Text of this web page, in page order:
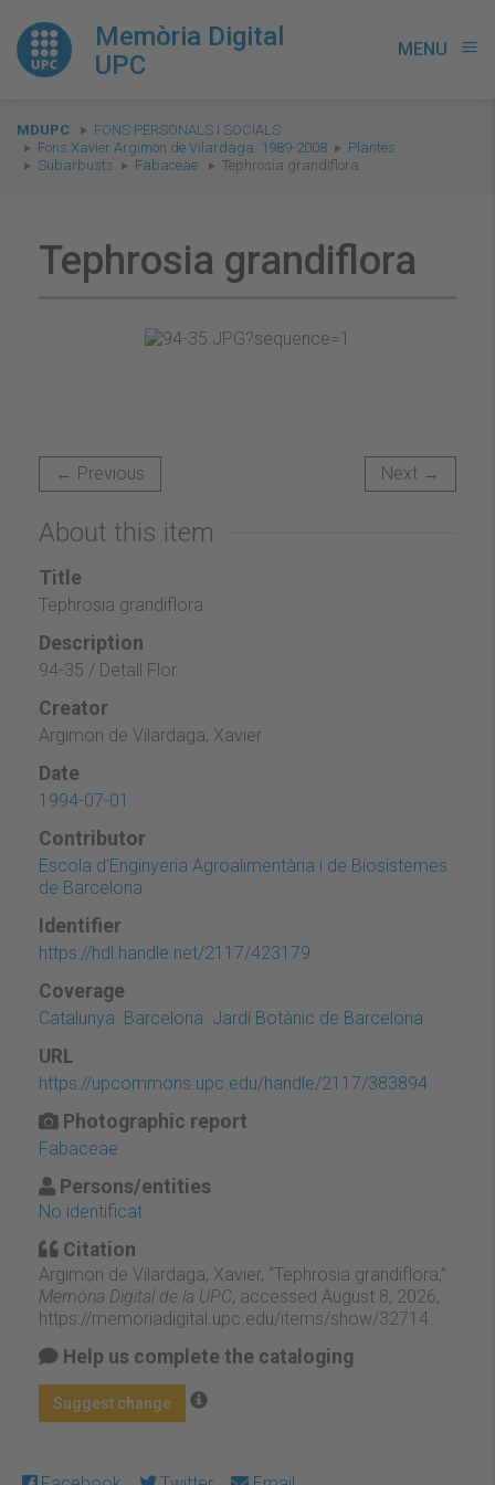
Memòria Digital
UPC
MENU menu
You
are
here:
MDUPC
FONS PERSONALS I SOCIALS
Fons Xavier Argimon de Vilardaga. 1989-2008
Plantes
Subarbusts
Fabaceae Tephrosia grandiflora
Tephrosia grandiflora
← Previous Next →
About this item
Title
Tephrosia grandiflora
Description
94-35 / Detall Flor
Creator
Argimon de Vilardaga, Xavier
Date
1994-07-01
Contributor
Escola d'Enginyeria Agroalimentària i de Biosistemes
de Barcelona
Identifier
https://hdl.handle.net/2117/423179
Coverage
Catalunya. Barcelona. Jardí Botànic de Barcelona
URL
https://upcommons.upc.edu/handle/2117/383894
Photographic report
Fabaceae
Persons/entities
No identificat
Citation
Argimon de Vilardaga, Xavier, “Tephrosia grandiflora,”
Memòria Digital de la UPC, accessed August 8, 2026,
https://memoriadigital.upc.edu/items/show/32714
Help us complete the cataloging
Suggest change